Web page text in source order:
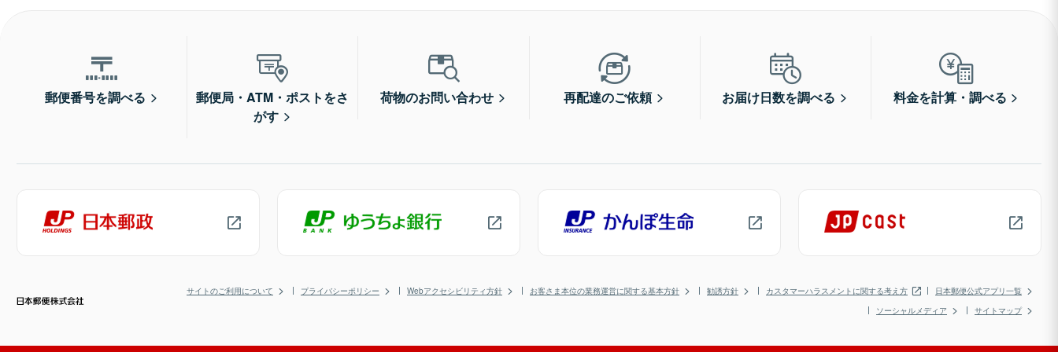
郵便番号を調べる
郵便局・ATM・ポストをさ
がす
荷物のお問い合わせ 再配達のご依頼 お届け日数を調べる 料金を計算・調べる
サイトのご利用について プライバシーポリシー Webアクセシビリティ方針 お客さま本位の業務運営に関する基本方針 勧誘方針 カスタマーハラスメントに関する考え方
日本郵便公式アプリ一覧
ソーシャルメディア
サイトマップ